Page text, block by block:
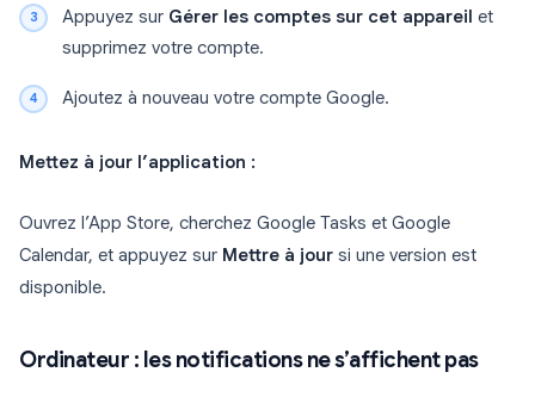
Appuyez sur Gérer les comptes sur cet appareil et
supprimez votre compte.
Ajoutez à nouveau votre compte Google.
Mettez à jour l’application :
Ouvrez l’App Store, cherchez Google Tasks et Google
Calendar, et appuyez sur Mettre à jour si une version est
disponible.
Ordinateur : les notifications ne s’affichent pas